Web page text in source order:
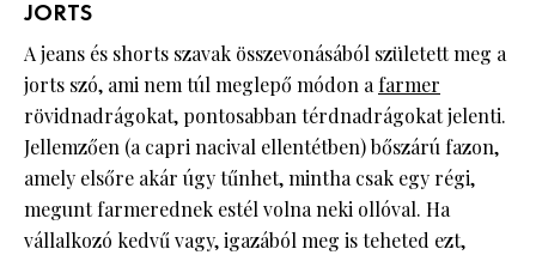
JORTS
A jeans és shorts szavak összevonásából született meg a
jorts szó, ami nem túl meglepő módon afarmer
rövidnadrágokat, pontosabban térdnadrágokat jelenti.
Jellemzően (a capri nacival ellentétben) bőszárú fazon,
amely elsőre akár úgy tűnhet, mintha csak egy régi,
megunt farmerednek estél volna neki ollóval. Ha
vállalkozó kedvű vagy, igazából meg is teheted ezt,